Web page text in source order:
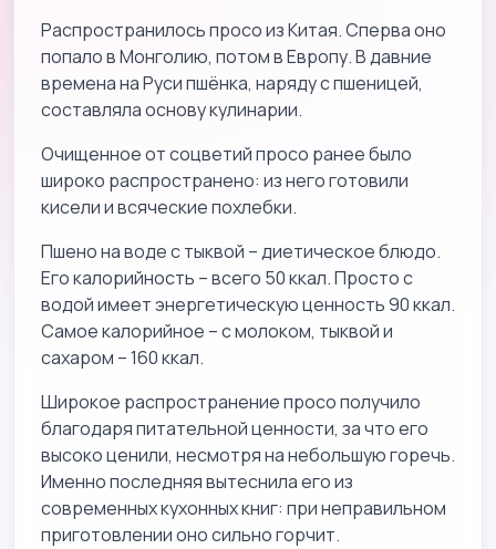
Распространилось просо из Китая. Сперва оно
попало в Монголию, потом в Европу. В давние
времена на Руси пшёнка, наряду с пшеницей,
составляла основу кулинарии.
Очищенное от соцветий просо ранее было
широко распространено: из него готовили
кисели и всяческие похлебки.
Пшено на воде с тыквой – диетическое блюдо.
Его калорийность – всего 50 ккал. Просто с
водой имеет энергетическую ценность 90 ккал.
Самое калорийное – с молоком, тыквой и
сахаром – 160 ккал.
Широкое распространение просо получило
благодаря питательной ценности, за что его
высоко ценили, несмотря на небольшую горечь.
Именно последняя вытеснила его из
современных кухонных книг: при неправильном
приготовлении оно сильно горчит.